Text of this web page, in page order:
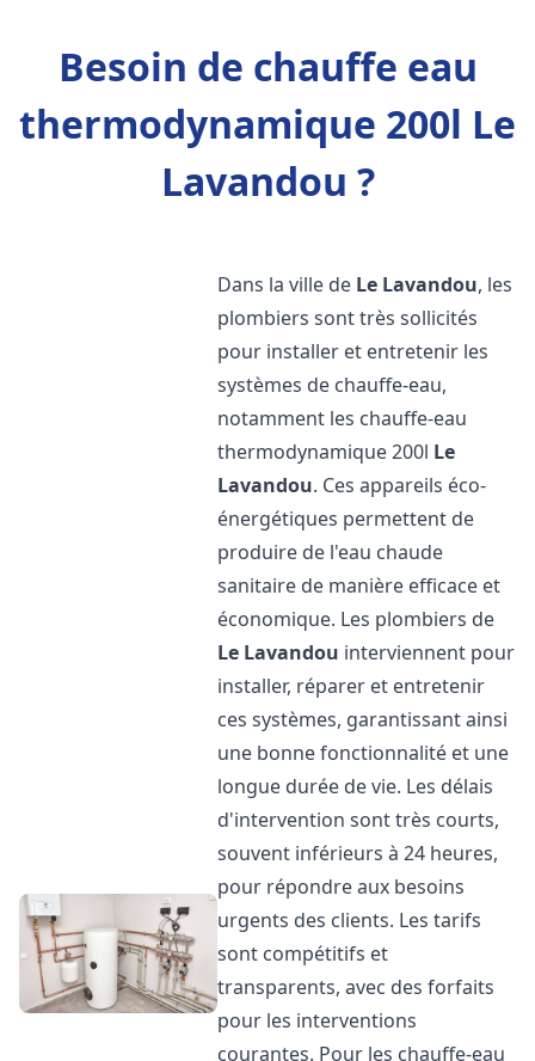
Besoin de chauffe eau
thermodynamique 200l Le
Lavandou ?
Dans la ville de Le Lavandou, les
plombiers sont très sollicités
pour installer et entretenir les
systèmes de chauffe-eau,
notamment les chauffe-eau
thermodynamique 200l Le
Lavandou. Ces appareils éco-
énergétiques permettent de
produire de l'eau chaude
sanitaire de manière efficace et
économique. Les plombiers de
Le Lavandou interviennent pour
installer, réparer et entretenir
ces systèmes, garantissant ainsi
une bonne fonctionnalité et une
longue durée de vie. Les délais
d'intervention sont très courts,
souvent inférieurs à 24 heures,
pour répondre aux besoins
urgents des clients. Les tarifs
sont compétitifs et
transparents, avec des forfaits
pour les interventions
courantes. Pour les chauffe-eau